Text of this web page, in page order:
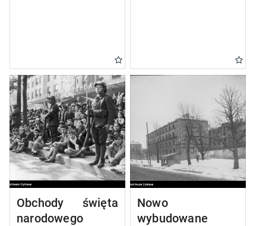
Obchody święta
narodowego
Nowo
wybudowane